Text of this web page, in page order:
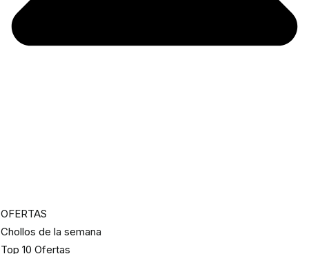
OFERTAS
Chollos de la semana
Top 10 Ofertas